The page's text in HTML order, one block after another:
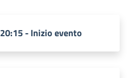
20:15 - Inizio evento